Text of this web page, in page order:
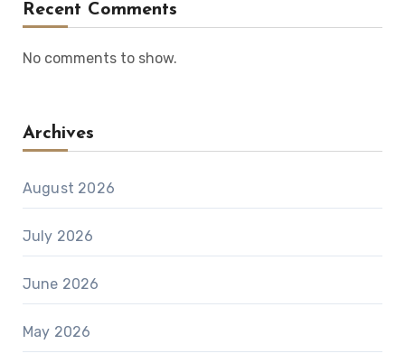
Recent Comments
No comments to show.
Archives
August 2026
July 2026
June 2026
May 2026